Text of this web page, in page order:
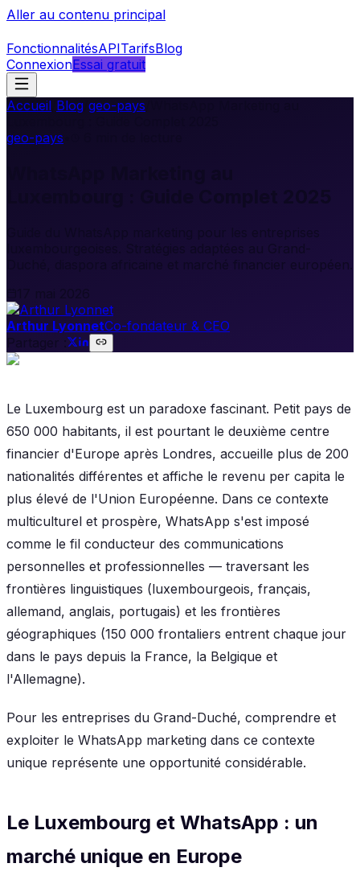
Aller au contenu principal
FonctionnalitésAPITarifsBlog
ConnexionEssai gratuit
Accueil Blog geo-pays
geo-pays
luxembourgeoises. Stratégies adaptées au Grand-
Duché, diaspora africaine et marché financier européen.
Arthur LyonnetCo-fondateur & CEO
Partager :
Le Luxembourg est un paradoxe fascinant. Petit pays de
650 000 habitants, il est pourtant le deuxième centre
financier d'Europe après Londres, accueille plus de 200
nationalités différentes et affiche le revenu per capita le
plus élevé de l'Union Européenne. Dans ce contexte
multiculturel et prospère, WhatsApp s'est imposé
comme le fil conducteur des communications
personnelles et professionnelles — traversant les
frontières linguistiques (luxembourgeois, français,
allemand, anglais, portugais) et les frontières
géographiques (150 000 frontaliers entrent chaque jour
dans le pays depuis la France, la Belgique et
l'Allemagne).
Pour les entreprises du Grand-Duché, comprendre et
exploiter le WhatsApp marketing dans ce contexte
unique représente une opportunité considérable.
Le Luxembourg et WhatsApp : un
marché unique en Europe